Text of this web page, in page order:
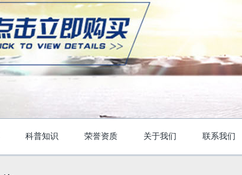
科普知识 荣誉资质 关于我们 联系我们